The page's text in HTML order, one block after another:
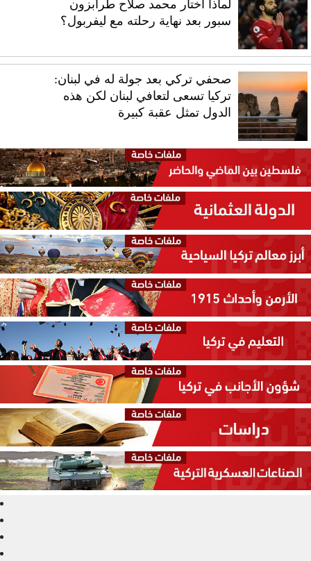
لماذا اختار محمد صلاح طرابزون
سبور بعد نهاية رحلته مع ليفربول؟
صحفي تركي بعد جولة له في لبنان:
تركيا تسعى لتعافي لبنان لكن هذه
الدول تمثل عقبة كبيرة